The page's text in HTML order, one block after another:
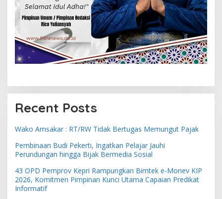
Recent Posts
Wako Amsakar : RT/RW Tidak Bertugas Memungut Pajak
Pembinaan Budi Pekerti, Ingatkan Pelajar Jauhi
Perundungan hingga Bijak Bermedia Sosial
43 OPD Pemprov Kepri Rampungkan Bimtek e-Monev KIP
2026, Komitmen Pimpinan Kunci Utama Capaian Predikat
Informatif